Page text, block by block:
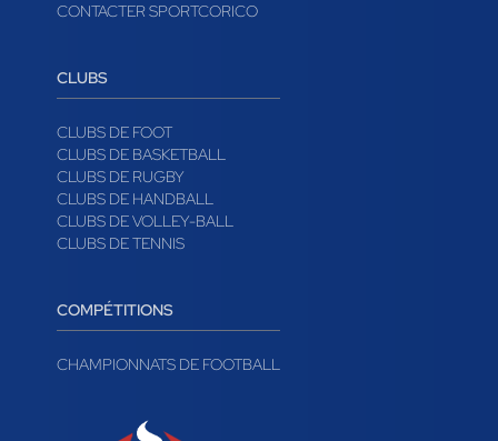
CONTACTER SPORTCORICO
CLUBS
CLUBS DE FOOT
CLUBS DE BASKETBALL
CLUBS DE RUGBY
CLUBS DE HANDBALL
CLUBS DE VOLLEY-BALL
CLUBS DE TENNIS
COMPÉTITIONS
CHAMPIONNATS DE FOOTBALL